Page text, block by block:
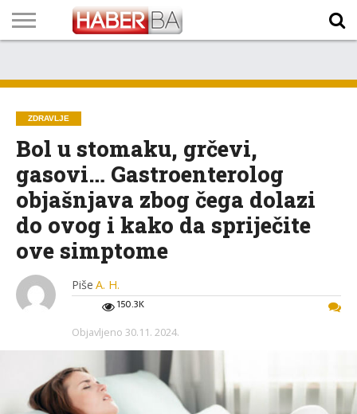
TECH
PROGRAM
PROGNOZA
PUTEVIMA
LISTA
NAMA
ZDRAVLJE
Bol u stomaku, grčevi,
gasovi… Gastroenterolog
objašnjava zbog čega dolazi
do ovog i kako da spriječite
ove simptome
Piše A. H.
150.3K
Objavljeno 30.11. 2024.